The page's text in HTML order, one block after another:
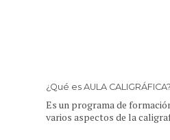
¿Qué es AULA CALIGRÁFICA?
Es un programa de
varios aspectos de la